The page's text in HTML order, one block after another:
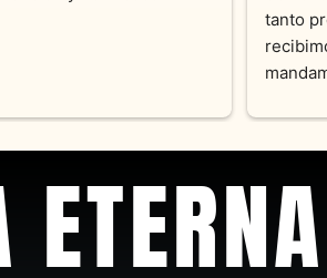
con dedicación.
Joyas
sus
pieza y